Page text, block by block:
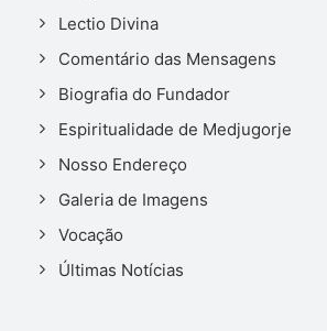
Lectio Divina
Comentário das Mensagens
Biografia do Fundador
Espiritualidade de Medjugorje
Nosso Endereço
Galeria de Imagens
Vocação
Últimas Notícias